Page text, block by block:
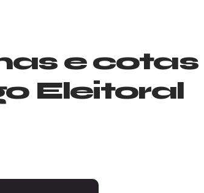
e cotas
Eleitoral